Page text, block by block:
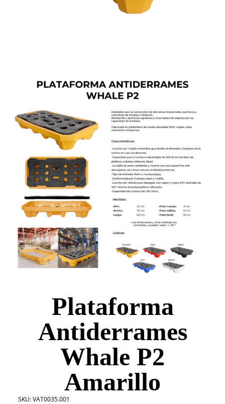
Plataforma
Antiderrames
Whale P2
Amarillo
SKU:VAT0035.001